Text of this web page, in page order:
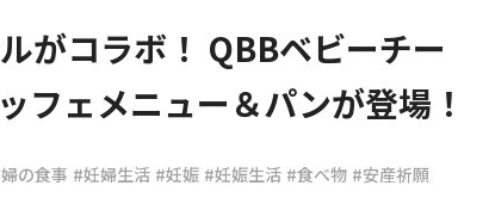
がコラボ！ QBBベビーチー
フェメニュー＆パンが登場！
の食事 #妊婦生活 #妊娠 #妊娠生活 #食べ物 #安産祈願